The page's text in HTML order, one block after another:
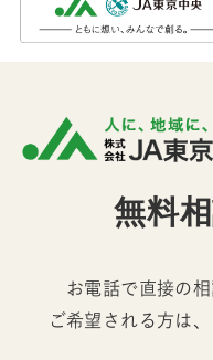
無料
お電話で直接の
ご希望される方は